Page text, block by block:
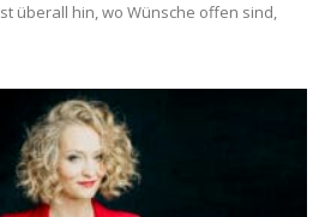
überall hin, wo Wünsche offen sind,